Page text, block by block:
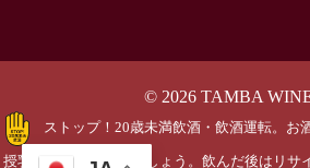
© 2026 TAMBA
ストップ！20歳未満飲酒・飲酒運転。お
授乳期の飲酒はやめましょう。飲んだ後はリサ